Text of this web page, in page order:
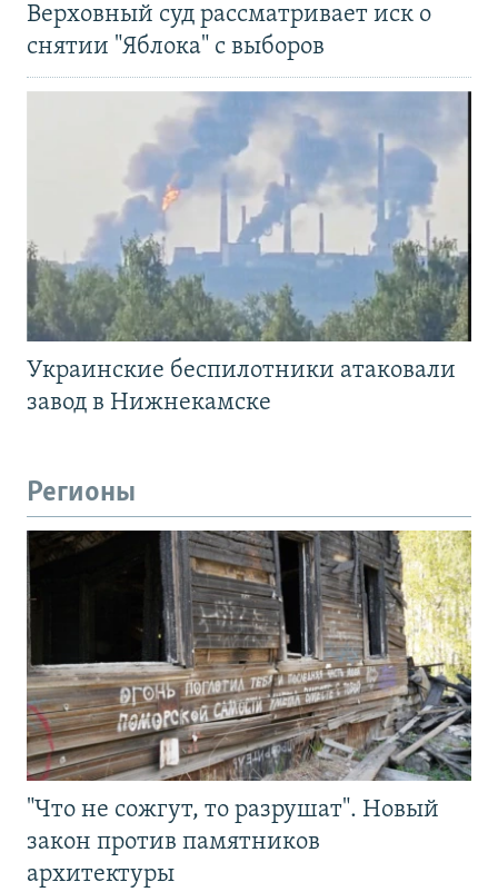
Верховный суд рассматривает иск о
снятии "Яблока" с выборов
Украинские беспилотники атаковали
завод в Нижнекамске
Регионы
"Что не сожгут, то разрушат". Новый
закон против памятников
архитектуры